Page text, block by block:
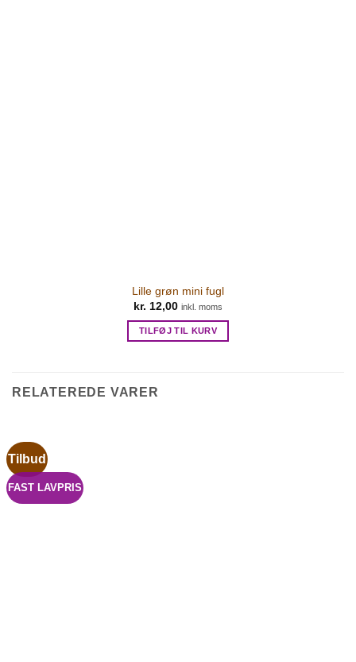
Lille grøn mini fugl
kr. 12,00 inkl. moms
TILFØJ TIL KURV
RELATEREDE VARER
Tilbud
FAST LAVPRIS